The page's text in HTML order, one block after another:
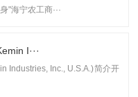
"海宁农工商···
I···
Industries, Inc., U.S.A.)简介开